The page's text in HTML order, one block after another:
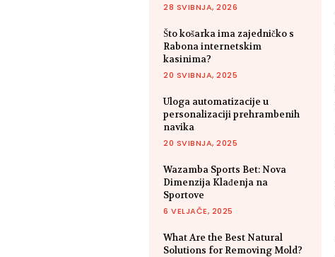
28 SVIBNJA, 2026
Što košarka ima zajedničko s
Rabona internetskim
kasinima?
20 SVIBNJA, 2025
Uloga automatizacije u
personalizaciji prehrambenih
navika
20 SVIBNJA, 2025
Wazamba Sports Bet: Nova
Dimenzija Klađenja na
Sportove
6 VELJAČE, 2025
What Are the Best Natural
Solutions for Removing Mold?